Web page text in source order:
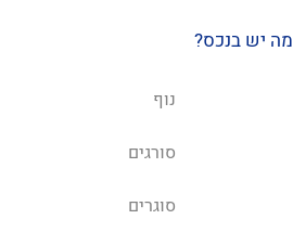
מה יש בנכס?
נוף
סורגים
סוגרים